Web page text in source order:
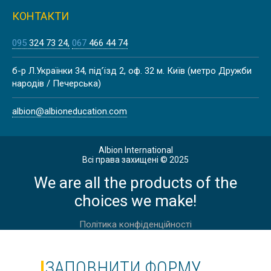
Літо
ЛІТНІ КАНІКУЛИ НА МАЛЬТІ,
ВАЛЛЕТТА | CAVENDISH SCHOOL
ВЕСНЯНІ КАНІКУЛИ У ЙОРКШИРІ
ВЕСНЯНІ КАНІКУЛИ У АНГЛІЇ,
КОНТАКТИ
095 324 73 24 067 466 44 74
б-р Л.Українки 34, під’їзд 2, оф. 32 м. Київ (метро Дружби
народів / Печерська)
albion@albioneducation.com
Albion International
Всі права захищені © 2025
We are all the products of the
choices we make!
Політика конфіденційності